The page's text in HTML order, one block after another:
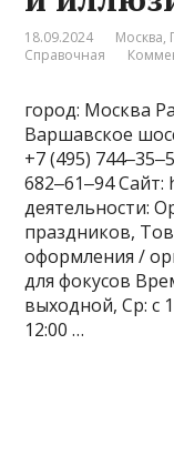
18.09.2024 Москва,
Справочная
город: Москва
Варшавское
+7 (495)
682‒61‒94
деятельности:
праздников,
оформления /
для фокусов
выходной, Ср: с
12:00 …